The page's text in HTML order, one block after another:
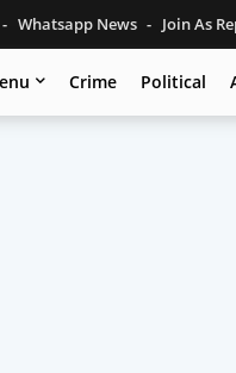
Whatsapp News Join As
Crime Political